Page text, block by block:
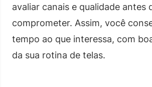
avaliar canais e qualidade antes
comprometer. Assim, você
tempo ao que interessa, com
da sua rotina de telas.